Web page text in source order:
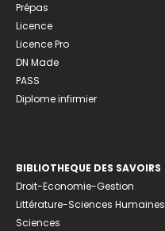
Prépas
Licence
Licence Pro
DN Made
PASS
Diplome infirmier
BIBLIOTHEQUE DES SAVOIRS
Droit-Economie-Gestion
Littérature-Sciences Humaines
Sciences